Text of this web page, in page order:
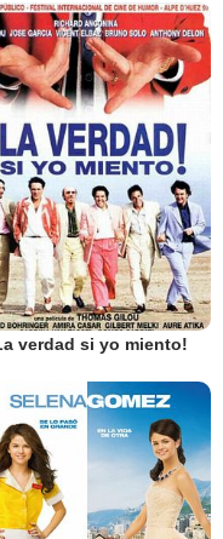
verdad si yo miento!